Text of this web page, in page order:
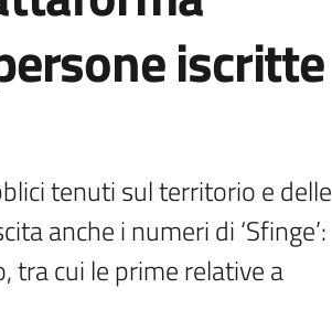
iscritte
tenuti sul territorio e delle
anche i numeri di ‘Sfinge’:
tra cui le prime relative a